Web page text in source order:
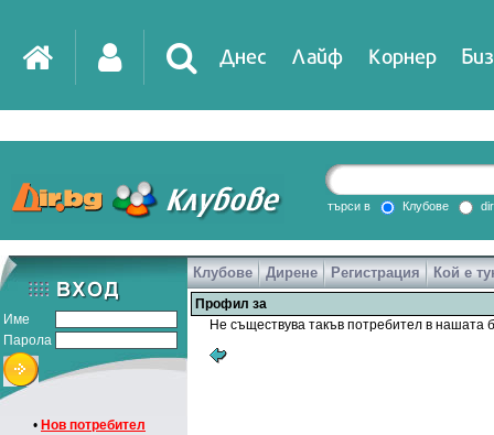
Днес Лайф Корнер
DirTV Impressio
Games
търси в Клубове
Име
Парола
• Нов потребител
Клубове Дирене Регистрация Кой е
Профил за
Не съществува такъв потребител в нашата